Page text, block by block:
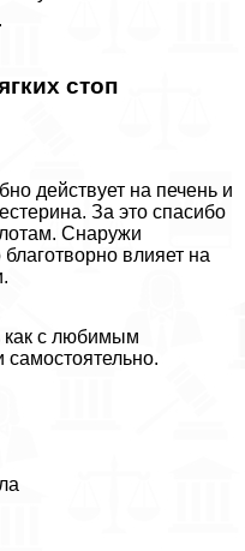
стоп
действует на печень и
За это спасибо
Снаружи
влияет на
как с любимым
самостоятельно.